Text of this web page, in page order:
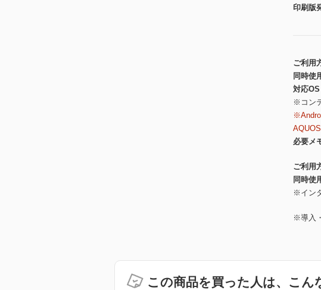
印刷版
ご利用
同時使
対応OS
※コン
必要メ
ご利用
同時使
※イン
※導入
この商品を買った人は、こん